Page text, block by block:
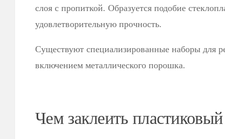
слоя с пропиткой. Образуется подобие
удовлетворительную прочность.
Существуют специализированные наборы для
включением металлического порошка.
Чем заклеить